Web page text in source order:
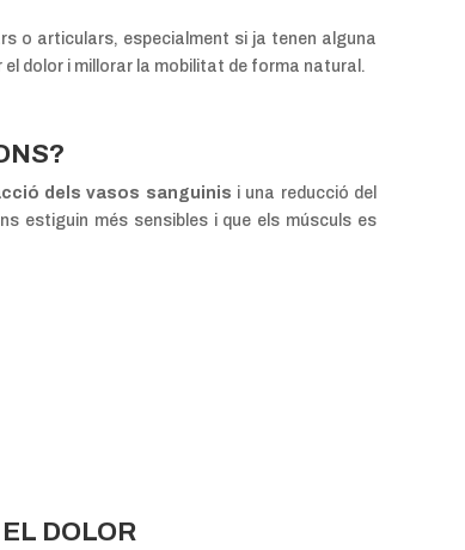
o articulars, especialment si ja tenen alguna
el dolor i millorar la mobilitat de forma natural.
dels vasos sanguinis i una reducció del
estiguin més sensibles i que els músculs es
DOLOR